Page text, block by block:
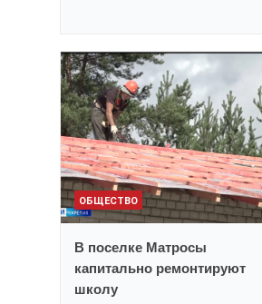
ОБЩЕСТВО
В поселке Матросы
капитально ремонтируют
школу